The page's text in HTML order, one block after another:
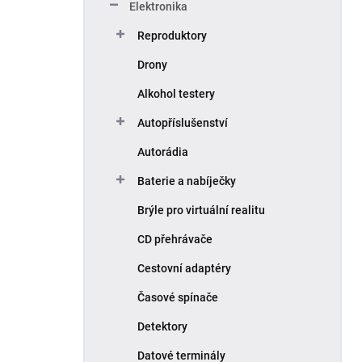
Elektronika
Reproduktory
Drony
Alkohol testery
Autopříslušenství
Autorádia
Baterie a nabíječky
Brýle pro virtuální realitu
CD přehrávače
Cestovní adaptéry
Časové spínače
Detektory
Datové terminály